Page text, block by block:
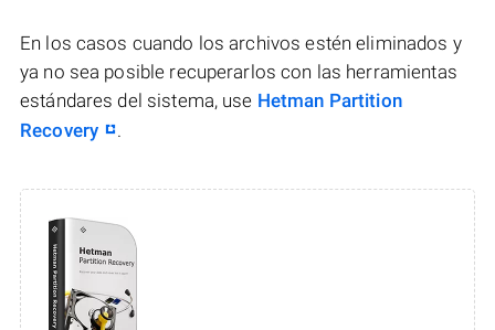
En los casos cuando los archivos estén eliminados y
ya no sea posible recuperarlos con las herramientas
estándares del sistema, use Hetman Partition
Recovery
.